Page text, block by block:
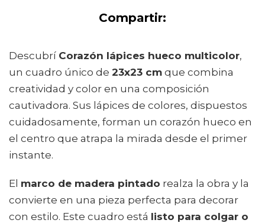
Compartir:
Descubrí Corazón lápices hueco multicolor,
un cuadro único de 23x23 cm que combina
creatividad y color en una composición
cautivadora. Sus lápices de colores, dispuestos
cuidadosamente, forman un corazón hueco en
el centro que atrapa la mirada desde el primer
instante.
El marco de madera pintado realza la obra y la
convierte en una pieza perfecta para decorar
con estilo. Este cuadro está listo para colgar o